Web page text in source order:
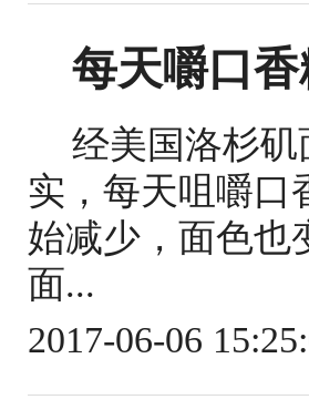
每天嚼口
经美国洛杉
实，每天咀嚼口
始减少，面色也
面...
2017-06-06